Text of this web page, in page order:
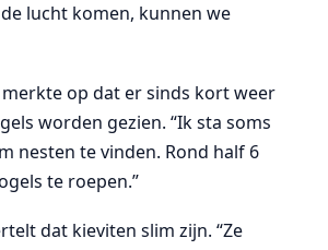
lucht komen, kunnen we
merkte op dat er sinds kort weer
worden gezien. “Ik sta soms
nesten te vinden. Rond half 6
te roepen.”
dat kieviten slim zijn. “Ze